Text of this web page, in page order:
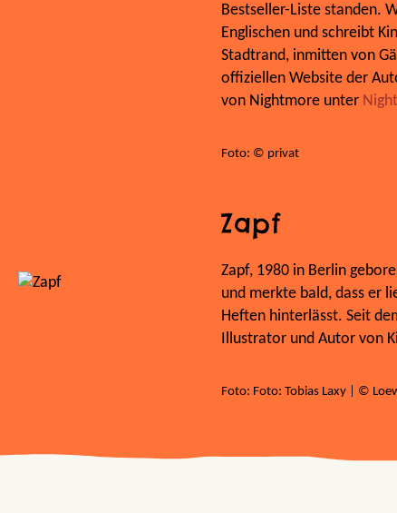
Bestseller-Liste standen.
Englischen und schreibt
Stadtrand, inmitten von
offiziellen Website der
von Nightmore unter
Foto: © privat
Zapf
Zapf, 1980 in Berlin
und merkte bald, dass er
Heften hinterlässt. Seit
Illustrator und Autor von
Foto: Foto: Tobias Laxy | ©